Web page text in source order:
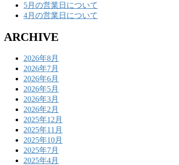
5月の営業日について
4月の営業日について
ARCHIVE
2026年8月
2026年7月
2026年6月
2026年5月
2026年3月
2026年2月
2025年12月
2025年11月
2025年10月
2025年7月
2025年4月